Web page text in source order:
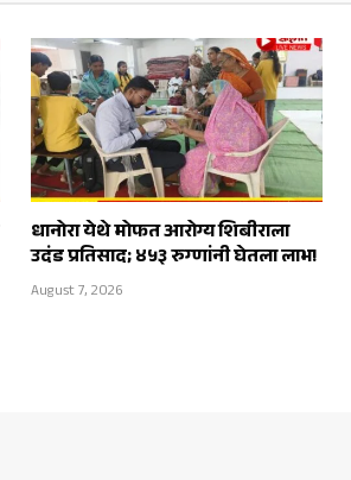
धानोरा येथे मोफत आरोग्य शिबीराला
उदंड प्रतिसाद; ४५३ रुग्णांनी घेतला लाभ!
August 7, 2026